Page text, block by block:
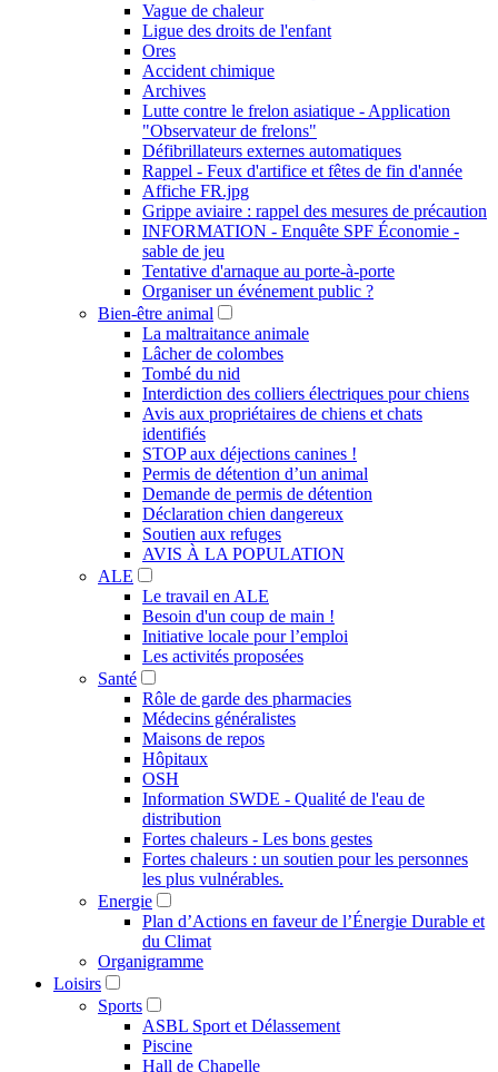
Vague de chaleur
Ligue des droits de l'enfant
Ores
Accident chimique
Archives
Lutte contre le frelon asiatique - Application
"Observateur de frelons"
Défibrillateurs externes automatiques
Rappel - Feux d'artifice et fêtes de fin d'année
Affiche FR.jpg
Grippe aviaire : rappel des mesures de précaution
INFORMATION - Enquête SPF Économie -
sable de jeu
Tentative d'arnaque au porte-à-porte
Organiser un événement public ?
Bien-être animal
La maltraitance animale
Lâcher de colombes
Tombé du nid
Interdiction des colliers électriques pour chiens
Avis aux propriétaires de chiens et chats
identifiés
STOP aux déjections canines !
Permis de détention d’un animal
Demande de permis de détention
Déclaration chien dangereux
Soutien aux refuges
AVIS À LA POPULATION
ALE
Le travail en ALE
Besoin d'un coup de main !
Initiative locale pour l’emploi
Les activités proposées
Santé
Rôle de garde des pharmacies
Médecins généralistes
Maisons de repos
Hôpitaux
OSH
Information SWDE - Qualité de l'eau de
distribution
Fortes chaleurs - Les bons gestes
Fortes chaleurs : un soutien pour les personnes
les plus vulnérables.
Energie
Plan d’Actions en faveur de l’Énergie Durable et
du Climat
Organigramme
Loisirs
Sports
ASBL Sport et Délassement
Piscine
Hall de Chapelle